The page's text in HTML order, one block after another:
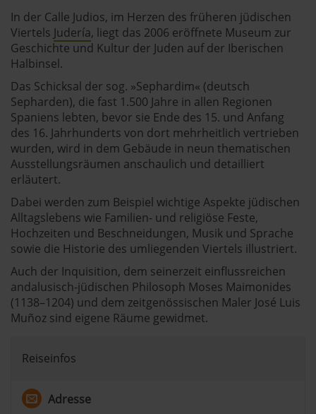
In der Calle Judios, im Herzen des früheren jüdischen
Viertels Judería, liegt das 2006 eröffnete Museum zur
Geschichte und Kultur der Juden auf der Iberischen
Halbinsel.
Das Schicksal der sog. »Sephardim« (deutsch
Sepharden), die fast 1.500 Jahre in allen Regionen
Spaniens lebten, bevor sie Ende des 15. und Anfang
des 16. Jahrhunderts von dort mehrheitlich vertrieben
wurden, wird in dem Gebäude in neun thematischen
Ausstellungsräumen anschaulich und detailliert
erläutert.
Dabei werden zum Beispiel wichtige Aspekte jüdischen
Alltagslebens wie Familien- und religiöse Feste,
Hochzeiten und Beschneidungen, Musik und Sprache
sowie die Historie des umliegenden Viertels illustriert.
Auch der Inquisition, dem seinerzeit einflussreichen
andalusisch-jüdischen Philosoph Moses Maimonides
(1138–1204) und dem zeitgenössischen Maler José Luis
Muñoz sind eigene Räume gewidmet.
Reiseinfos
Adresse